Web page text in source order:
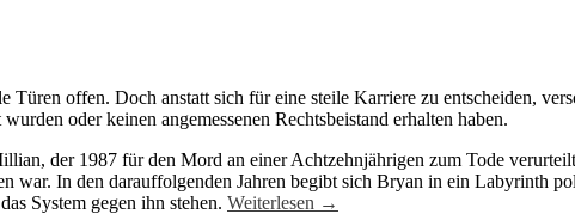
Türen offen. Doch anstatt sich für eine steile Karriere zu entscheiden,
oder keinen angemessenen Rechtsbeistand erhalten haben.
der 1987 für den Mord an einer Achtzehnjährigen zum Tode
In den darauffolgenden Jahren begibt sich Bryan in ein Labyrinth
System gegen ihn stehen. Weiterlesen →